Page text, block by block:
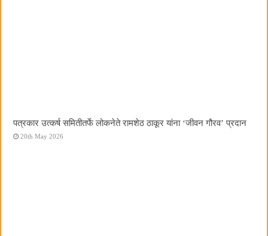
पत्रकार उत्कर्ष समितीतर्फे लोकनेते रामशेठ ठाकूर यांना ‌‘जीवन गौरव‌’ प्रदान
20th May 2026